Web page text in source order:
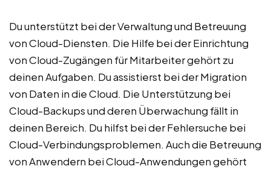
Du unterstützt bei der Verwaltung und Betreuung
von Cloud-Diensten. Die Hilfe bei der Einrichtung
von Cloud-Zugängen für Mitarbeiter gehört zu
deinen Aufgaben. Du assistierst bei der Migration
von Daten in die Cloud. Die Unterstützung bei
Cloud-Backups und deren Überwachung fällt in
deinen Bereich. Du hilfst bei der Fehlersuche bei
Cloud-Verbindungsproblemen. Auch die Betreuung
von Anwendern bei Cloud-Anwendungen gehört